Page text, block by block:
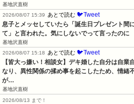
基地沢直樹
2026/08/07 15:39
あとで読む 🐦Tweet
息子とメッセしていたら「誕生日プレゼント間
て」と言われた。気にしないでって言ったのに
基地沢直樹
2026/08/07 15:18
あとで読む 🐦Tweet
【皆大っ嫌い！相談女】デキ婚した自分は自
なり、異性関係の揉め事を起こしたため、情緒
が…
基地沢直樹
2026/08/13 まで！